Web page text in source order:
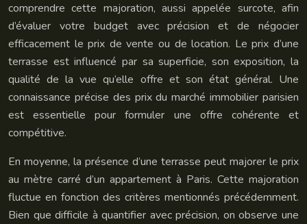
comprendre cette majoration, aussi appelée surcote, afin
d’évaluer votre budget avec précision et de négocier
efficacement le prix de vente ou de location. Le prix d’une
terrasse est influencé par sa superficie, son exposition, la
qualité de la vue qu’elle offre et son état général. Une
connaissance précise des prix du marché immobilier parisien
est essentielle pour formuler une offre cohérente et
compétitive.
En moyenne, la présence d’une terrasse peut majorer le prix
au mètre carré d’un appartement à Paris. Cette majoration
fluctue en fonction des critères mentionnés précédemment.
Bien que difficile à quantifier avec précision, on observe une